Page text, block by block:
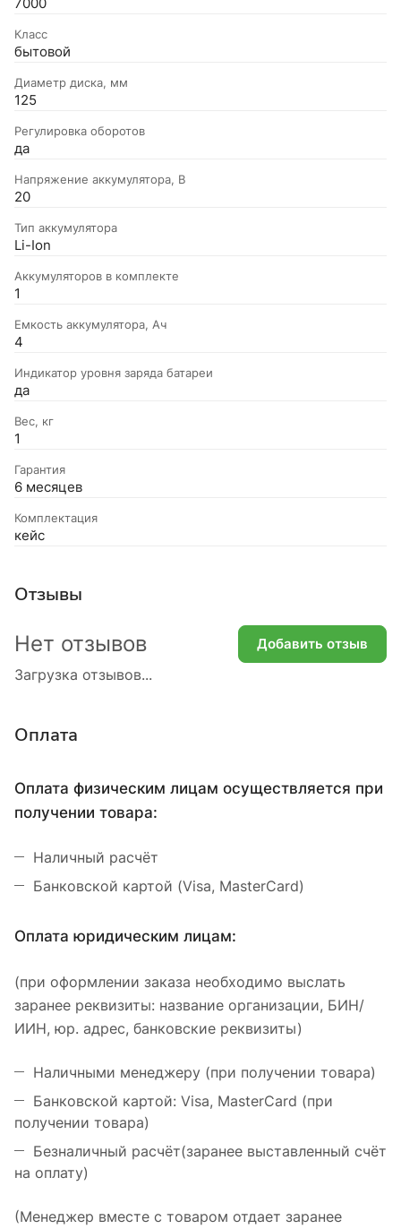
7000
Класс
бытовой
Диаметр диска, мм
125
Регулировка оборотов
да
Напряжение аккумулятора, В
20
Тип аккумулятора
Li-Ion
Аккумуляторов в комплекте
1
Емкость аккумулятора, Ач
4
Индикатор уровня заряда батареи
да
Вес, кг
1
Гарантия
6 месяцев
Комплектация
кейс
Отзывы
Загрузка отзывов...
Нет отзывов Добавить отзыв
Оплата
Оплата физическим лицам осуществляется при
получении товара:
Наличный расчёт
Банковской картой (Visa, MasterCard)
Оплата юридическим лицам:
(при оформлении заказа необходимо выслать
заранее реквизиты: название организации, БИН/
ИИН, юр. адрес, банковские реквизиты)
Наличными менеджеру (при получении товара)
Банковской картой: Visa, MasterCard (при
получении товара)
Безналичный расчёт(заранее выставленный счёт
на оплату)
(Менеджер вместе с товаром отдает заранее